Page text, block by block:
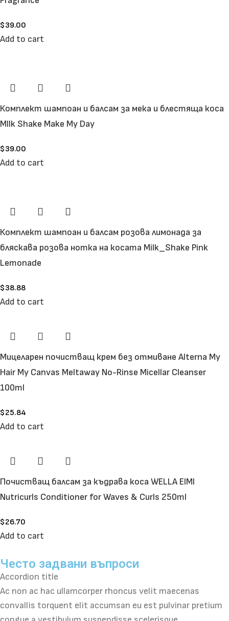
$39.00
Add to cart
Комплект шампоан и балсам за мека и блестяща коса
MIlk Shake Make My Day
$39.00
Add to cart
Комплект шампоан и балсам розова лимонада за
бляскава розова нотка на косата Milk_Shake Pink
Lemonade
$38.88
Add to cart
Мицеларен почистващ крем без отмиване Alterna My
Hair My Canvas Meltaway No-Rinse Micellar Cleanser
100ml
$25.84
Add to cart
Почистващ балсам за къдрава коса WELLA EIMI
Nutricurls Conditioner for Waves & Curls 250ml
$26.70
Add to cart
Често задвани въпроси
Accordion title
Ac non ac hac ullamcorper rhoncus velit maecenas
convallis torquent elit accumsan eu est pulvinar pretium